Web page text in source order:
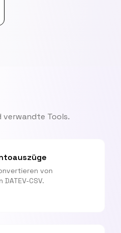
Tools.
von
DATEV-CSV.